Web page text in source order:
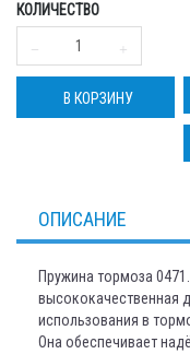
КОЛИЧЕСТВО
В КОРЗИНУ
ОПИСАНИЕ
Пружина тормоза
высококачественная
использования в
Она обеспечивает